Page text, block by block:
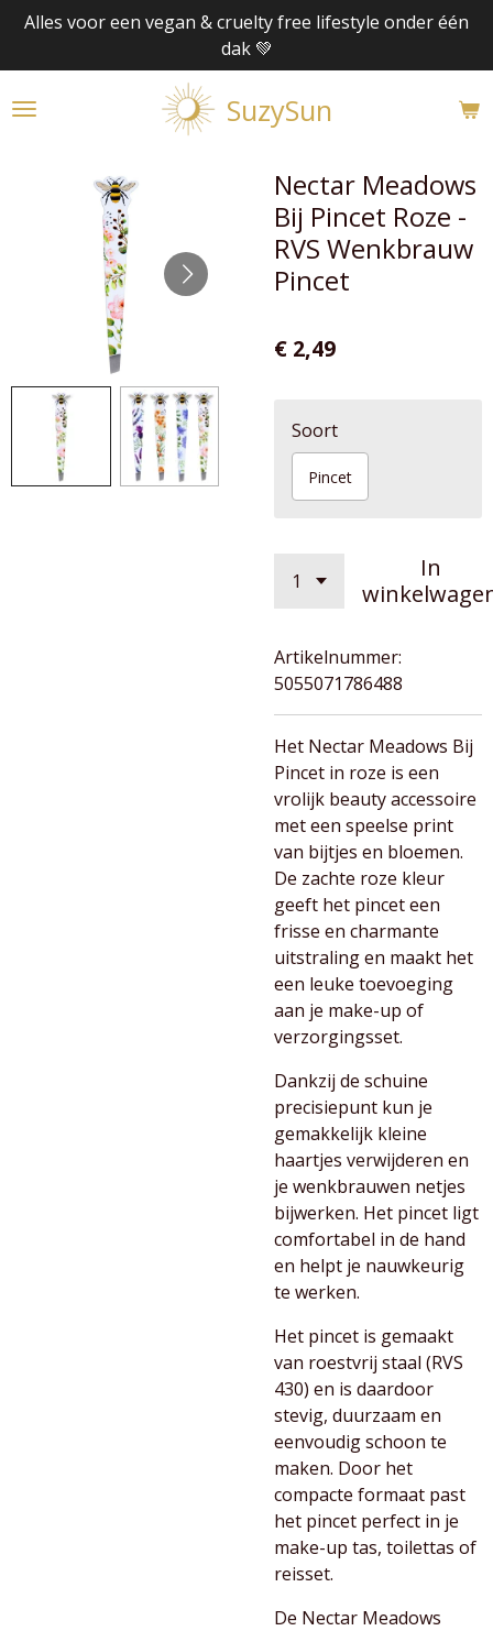
Ga
naar
de
SuzySun
Alles voor een vegan & cruelty free lifestyle onder één
dak 💚
Nectar Meadows
Bij Pincet Roze -
RVS Wenkbrauw
Pincet
€ 2,49
Soort
Pincet
In
Artikelnummer:
5055071786488
Het Nectar Meadows Bij
Pincet in roze is een
vrolijk beauty accessoire
met een speelse print
van bijtjes en bloemen.
De zachte roze kleur
geeft het pincet een
frisse en charmante
uitstraling en maakt het
een leuke toevoeging
aan je make-up of
verzorgingsset.
Dankzij de schuine
precisiepunt kun je
gemakkelijk kleine
haartjes verwijderen en
je wenkbrauwen netjes
bijwerken. Het pincet ligt
comfortabel in de hand
en helpt je nauwkeurig
te werken.
Het pincet is gemaakt
van roestvrij staal (RVS
430) en is daardoor
stevig, duurzaam en
eenvoudig schoon te
maken. Door het
compacte formaat past
het pincet perfect in je
make-up tas, toilettas of
reisset.
De Nectar Meadows